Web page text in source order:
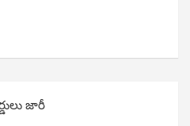
జారీ